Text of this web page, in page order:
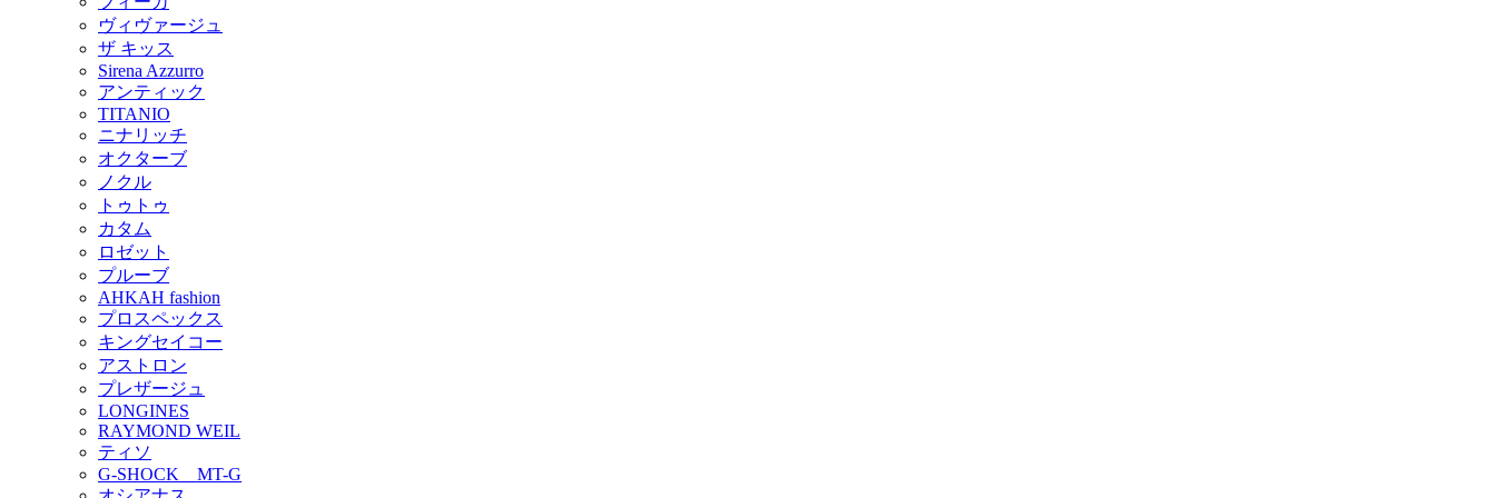
ヴィヴァージュ
ザ キッス
Sirena Azzurro
アンティック
TITANIO
ニナリッチ
オクターブ
ノクル
トゥトゥ
カタム
ロゼット
プルーブ
AHKAH fashion
プロスペックス
キングセイコー
アストロン
プレザージュ
LONGINES
RAYMOND WEIL
ティソ
G-SHOCK MT-G